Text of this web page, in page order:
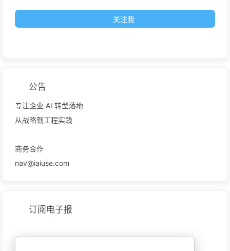
关注我
公告
专注企业 AI 转型落地
从战略到工程实践
商务合作
nav@iaiuse.com
订阅电子报